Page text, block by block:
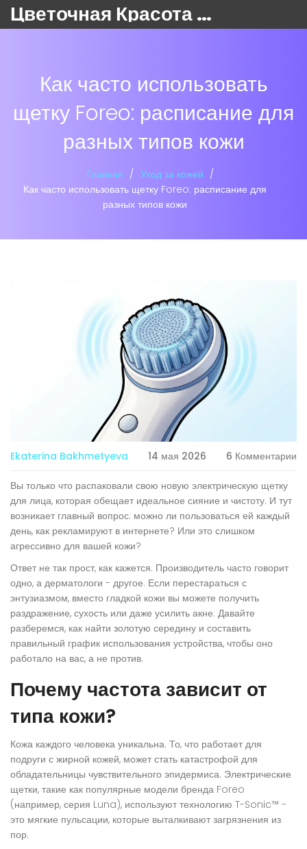
Цветочная Красота 24
Как часто использовать
щетку Foreo: расписание для
разных типов кожи
Главная
Уход за кожей
Как часто использовать щетку Foreo: расписание для
разных типов кожи
Ekaterina Bakhmetyeva 14 мая 2026 6 Комментарии
Вы только что распаковали свою новую электрическую щетку
для лица, которая обещает идеальное сияние и чистоту. И тут
возникает главный вопрос: можно ли пользоваться ей каждый
день, как рекламируют в интернете? Или это слишком
агрессивно для вашей кожи?
Ответ не так прост, как кажется. Производитель часто говорит
одно, а дерматологи - другое. Если перестараться с
энтузиазмом, вместо гладкой кожи вы можете получить
раздражение, сухость или даже усилить акне. Давайте
разберемся, как найти золотую середину и составить
правильный график использования устройства, чтобы оно
работало на вас, а не против.
Почему частота зависит от
типа кожи?
Кожа каждого человека уникальна. То, что работает для
подруги с жирной кожей, может стать катастрофой для
обладательницы чувствительного эпидермиса. Электрические
щетки, такие как популярные модели бренда Foreo
(например, серия Luna), используют технологию T-Sonic™ -
это мягкие пульсации, которые выталкивают загрязнения из
пор.